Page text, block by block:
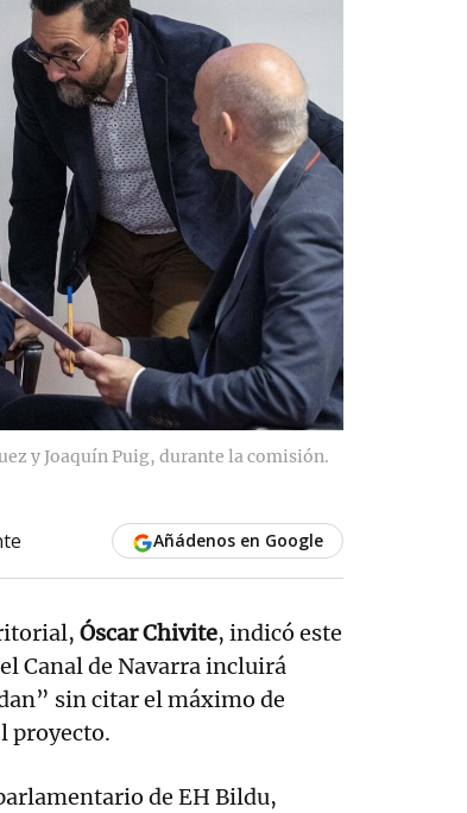
y Joaquín Puig, durante la comisión.
Añádenos en Google
Óscar Chivite, indicó este
Canal de Navarra incluirá
sin citar el máximo de
proyecto.
de EH Bildu,